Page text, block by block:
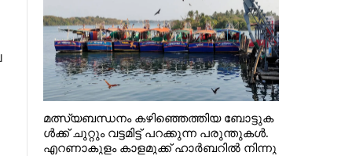
മത്സ്യബന്ധനം കഴിഞ്ഞെത്തിയ ബോട്ടുക
ൾക്ക് ചുറ്റും വട്ടമിട്ട് പറക്കുന്ന പരുന്തുകൾ.
എറണാകുളം കാളമുക്ക് ഹാർബറിൽ നിന്നു